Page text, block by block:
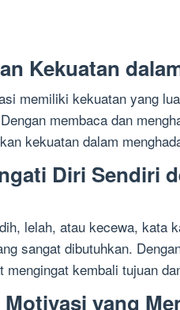
Kekuatan
memiliki kekuatan yang
membaca dan
kekuatan dalam
Diri Sendiri
lelah, atau kecewa, kata
sangat dibutuhkan.
mengingat kembali tujuan
Motivasi yang